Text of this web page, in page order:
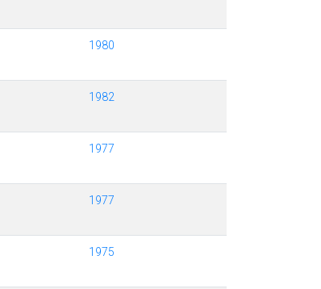
1980
1982
1977
1977
1975